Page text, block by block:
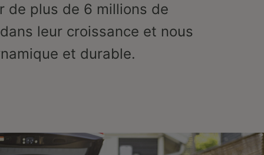
de plus de 6 millions de
leur croissance et nous
et durable.